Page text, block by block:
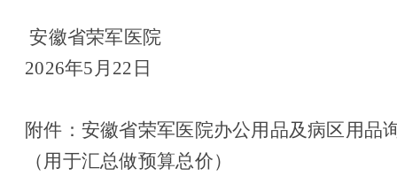
安徽省荣军医院
2026年5月22日
附件：安徽省荣军医院办公用品及病区用品
（用于汇总做预算总价）